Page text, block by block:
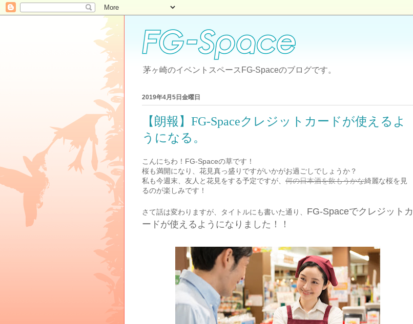
茅ヶ崎のイベントスペースFG-Spaceのブログです。
2019年4月5日金曜日
【朗報】FG-Spaceクレジットカードが使えるよ
うになる。
こんにちわ！FG-Spaceの草です！
桜も満開になり、花見真っ盛りですがいかがお過ごしでしょうか？
私も今週末、友人と花見をする予定ですが、 何の日本酒を飲もうかな綺麗な桜を見
るのが楽しみです！
さて話は変わりますが、タイトルにも書いた通り、 FG-Spaceでクレジットカ
ードが使えるようになりました！！